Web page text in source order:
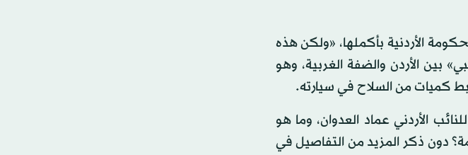
الأردنية بأكملها، «ولكن هذه
بين الأردن والضفة الغربية، وهو
الأردني عماد العدوان، وما هو
دون ذكر المزيد من التفاصيل في